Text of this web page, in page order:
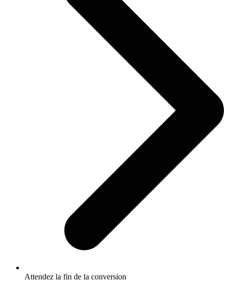
Attendez la fin de la conversion